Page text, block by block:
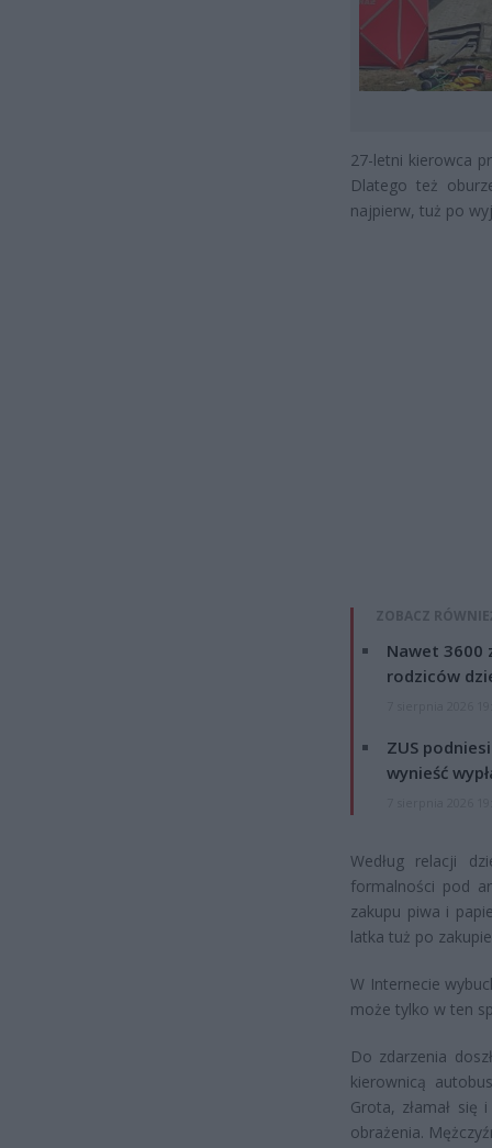
27-letni kierowca
Dlatego też
najpierw, tuż po
ZOBACZ
Nawet 3600
rodziców
ZUS
wynieść
Według relacji
formalności pod
zakupu piwa i
latka tuż po
W Internecie
może tylko w ten
Do zdarzenia
kierownicą
Grota, złamał się
obrażenia.